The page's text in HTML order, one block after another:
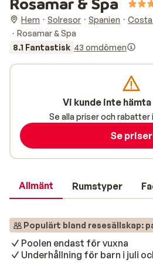
Hem Solresor Spanien Costa
Rosamar & Spa
8.1 Fantastisk 43 omdömen
Allmänt Rumstyper
Populärt bland resesällskap:
Poolen endast för vuxna
Underhållning för barn i juli
Vi kunde inte
Se alla priser och rabatter
Se priser